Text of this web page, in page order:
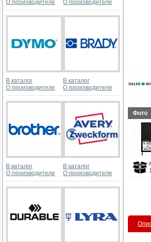
О производителе
О производителе
В каталог
О производителе
В каталог
О производителе
В каталог
О производителе
В каталог
О производителе
Фото